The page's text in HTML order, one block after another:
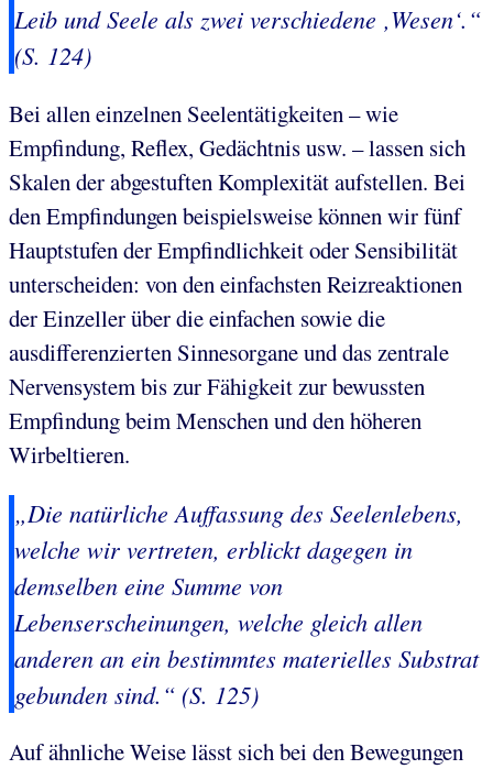
Leib und Seele als zwei verschiedene ‚Wesen‘.“
(S. 124)
Bei allen einzelnen Seelentätigkeiten – wie
Empfindung, Reflex, Gedächtnis usw. – lassen sich
Skalen der abgestuften Komplexität aufstellen. Bei
den Empfindungen beispielsweise können wir fünf
Hauptstufen der Empfindlichkeit oder Sensibilität
unterscheiden: von den einfachsten Reizreaktionen
der Einzeller über die einfachen sowie die
ausdifferenzierten Sinnesorgane und das zentrale
Nervensystem bis zur Fähigkeit zur bewussten
Empfindung beim Menschen und den höheren
Wirbeltieren.
„Die natürliche Auffassung des Seelenlebens,
welche wir vertreten, erblickt dagegen in
demselben eine Summe von
Lebenserscheinungen, welche gleich allen
anderen an ein bestimmtes materielles Substrat
gebunden sind.“ (S. 125)
Auf ähnliche Weise lässt sich bei den Bewegungen